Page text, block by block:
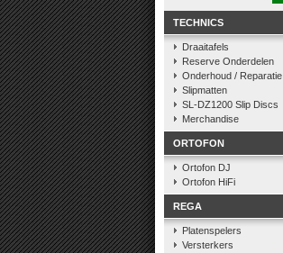
TECHNICS
Draaitafels
Reserve Onderdelen
Onderhoud / Reparatie
Slipmatten
SL-DZ1200 Slip Discs
Merchandise
ORTOFON
Ortofon DJ
Ortofon HiFi
REGA
Platenspelers
Versterkers